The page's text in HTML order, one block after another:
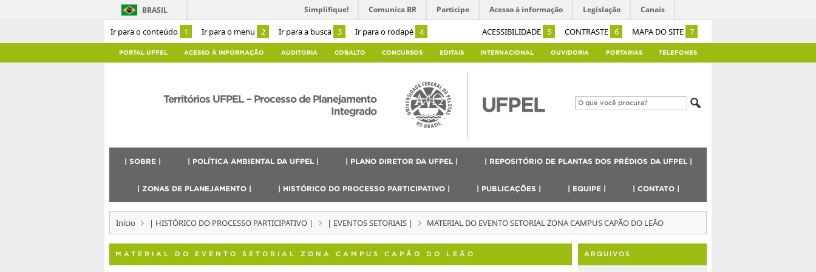
Ir para o conteúdo 1 Ir para o menu 2 Ir para a busca 3 Ir para o rodapé 4 ACESSIBILIDADE 5 CONTRASTE 6 MAPA DO SITE 7
BRASIL Simplifique! Comunica BR Participe Acesso à informação Legislação Canais
PORTAL UFPEL ACESSO À INFORMAÇÃO AUDITORIA COBALTO CONCURSOS EDITAIS INTERNACIONAL OUVIDORIA PORTARIAS TELEFONES
Territórios UFPEL – Processo de Planejamento
Integrado
| SOBRE | | POLÍTICA AMBIENTAL DA UFPEL | | PLANO DIRETOR DA UFPEL | | REPOSITÓRIO DE PLANTAS DOS PRÉDIOS DA UFPEL |
| ZONAS DE PLANEJAMENTO | | HISTÓRICO DO PROCESSO PARTICIPATIVO | | PUBLICAÇÕES | | EQUIPE | | CONTATO |
Início | HISTÓRICO DO PROCESSO PARTICIPATIVO | | EVENTOS SETORIAIS | MATERIAL DO EVENTO SETORIAL ZONA CAMPUS CAPÃO DO LEÃO
MATERIAL DO EVENTO SETORIAL ZONA CAMPUS CAPÃO DO LEÃO ARQUIVOS